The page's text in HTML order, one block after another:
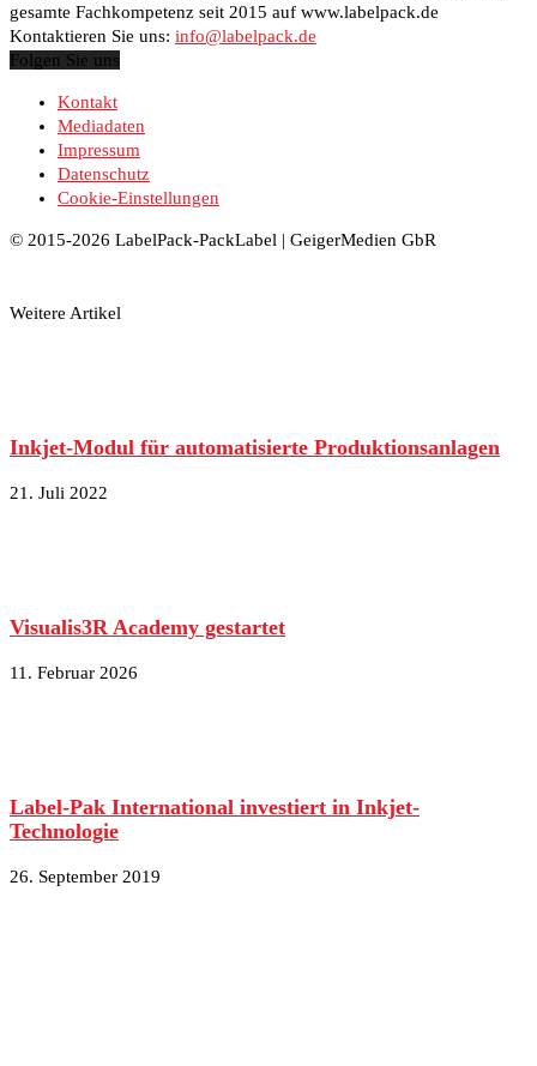
gesamte Fachkompetenz seit 2015 auf www.labelpack.de
Kontaktieren Sie uns: info@labelpack.de
Folgen Sie uns
Kontakt
Mediadaten
Impressum
Datenschutz
Cookie-Einstellungen
© 2015-2026 LabelPack-PackLabel | GeigerMedien GbR
Weitere Artikel
Inkjet-Modul für automatisierte Produktionsanlagen
21. Juli 2022
Visualis3R Academy gestartet
11. Februar 2026
Label-Pak International investiert in Inkjet-
Technologie
26. September 2019